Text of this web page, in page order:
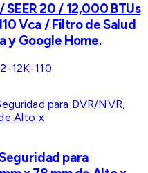
20 / 12,000 BTUs
Vca / Filtro de Salud
y Google Home.
12K-110
para